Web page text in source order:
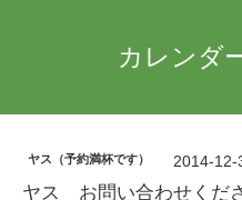
カレンダ
ヤス（予約満杯です） 2014-12-
ヤス お問い合わせくだ